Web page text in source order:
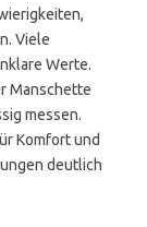
Viele
Werte.
Manschette
messen.
Komfort und
deutlich